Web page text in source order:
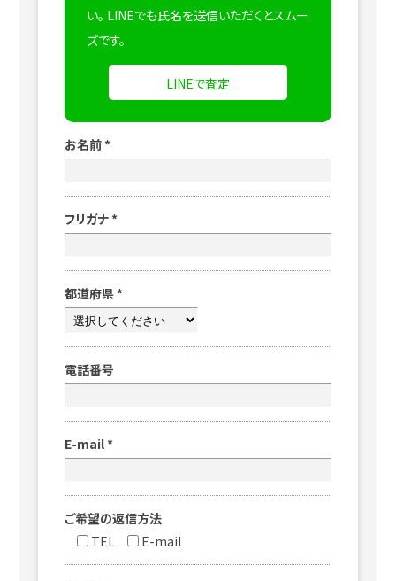
い。 LINEでも氏名を送信いただくとスムー
ズです。
LINEで査定
お名前 *
フリガナ *
都道府県 *
電話番号
E-mail *
ご希望の返信方法
TEL
E-mail